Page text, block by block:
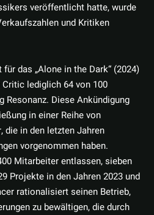
veröffentlicht hatte, wurde
und Kritiken
das „Alone in the Dark“ (2024)
lediglich 64 von 100
Resonanz. Diese Ankündigung
in einer Reihe von
die in den letzten Jahren
vorgenommen haben.
Mitarbeiter entlassen, sieben
Projekte in den Jahren 2023 und
rationalisiert seinen Betrieb,
zu bewältigen, die durch